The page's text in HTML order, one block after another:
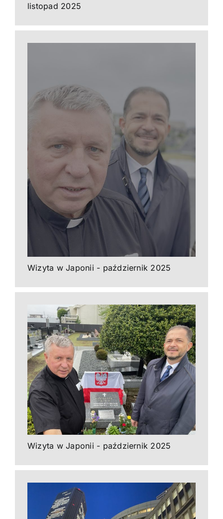
listopad 2025
Wizyta w Japonii - październik 2025
Wizyta w Japonii - październik 2025